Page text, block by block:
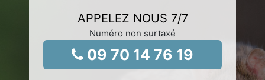
APPELEZ NOUS 7/7
Numéro non surtaxé
09 70 14 76 19